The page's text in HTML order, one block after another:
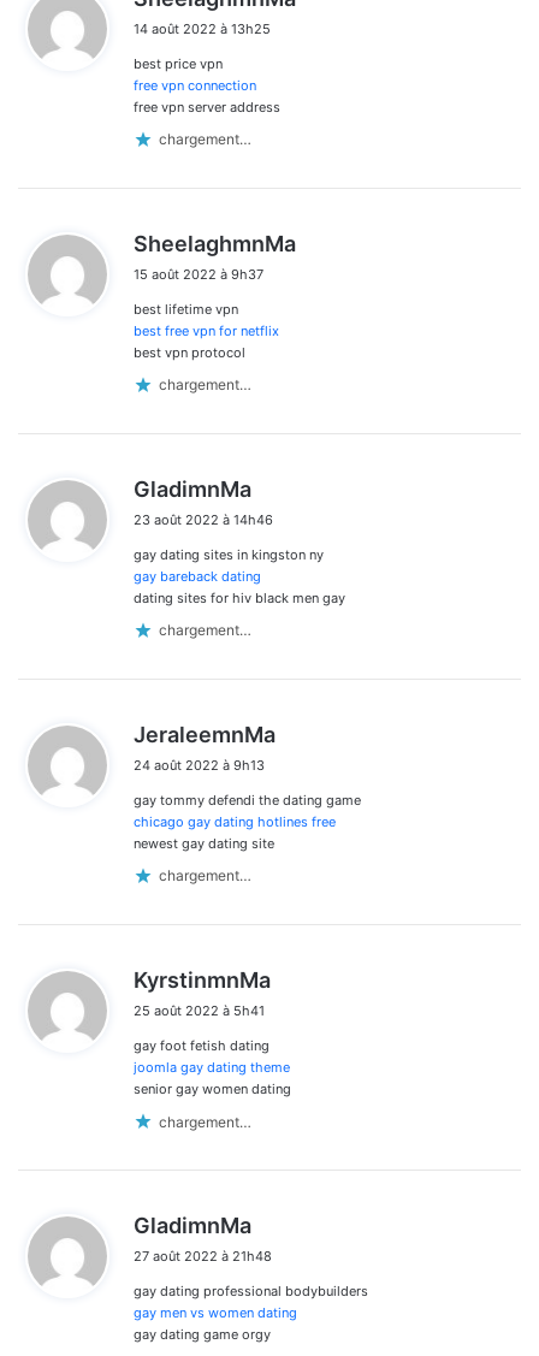
14 août 2022 à 13h25
best price vpn
free vpn connection
free vpn server address
chargement…
SheelaghmnMa
15 août 2022 à 9h37
best lifetime vpn
best free vpn for netflix
best vpn protocol
chargement…
GladimnMa
t
:
23 août 2022 à 14h46
gay dating sites in kingston ny
gay bareback dating
dating sites for hiv black men gay
chargement…
JeraleemnMa
:
24 août 2022 à 9h13
gay tommy defendi the dating game
chicago gay dating hotlines free
newest gay dating site
chargement…
KyrstinmnMa
:
25 août 2022 à 5h41
gay foot fetish dating
joomla gay dating theme
senior gay women dating
chargement…
GladimnMa
t
:
27 août 2022 à 21h48
gay dating professional bodybuilders
gay men vs women dating
gay dating game orgy